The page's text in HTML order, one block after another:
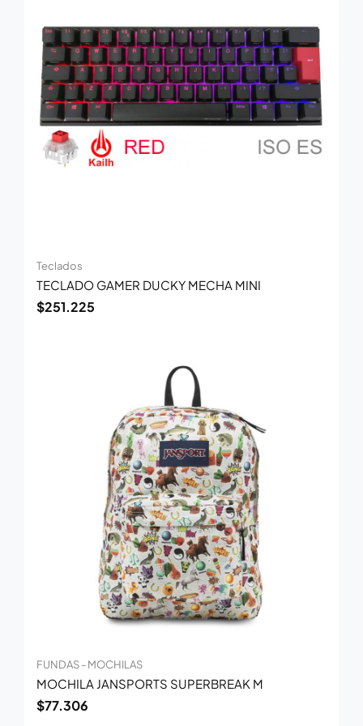
Teclados
TECLADO GAMER DUCKY MECHA MINI
$251.225
FUNDAS - MOCHILAS
MOCHILA JANSPORTS SUPERBREAK M
$77.306